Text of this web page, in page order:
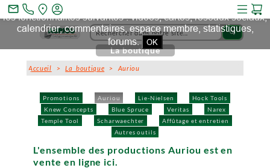
search
Promotions Auriou Lie-Nielsen
Hock Tools
Knew Concepts
Blue Spruce Veritas
Narex
Temple Tool
Scharwaechter
Affûtage et entretien
Autres outils
La boutique
Accueil >La boutique > Auriou
L'ensemble des productions Auriou est en
vente en ligne ici.
mail_outline
Ce site et des sites tiers qu'il utilise collectent des cookies pour
les fonctionnalités suivantes : vidéos, cartes, réseaux sociaux,
calendrier, commentaires, espace membre, statistiques,
forums. OK